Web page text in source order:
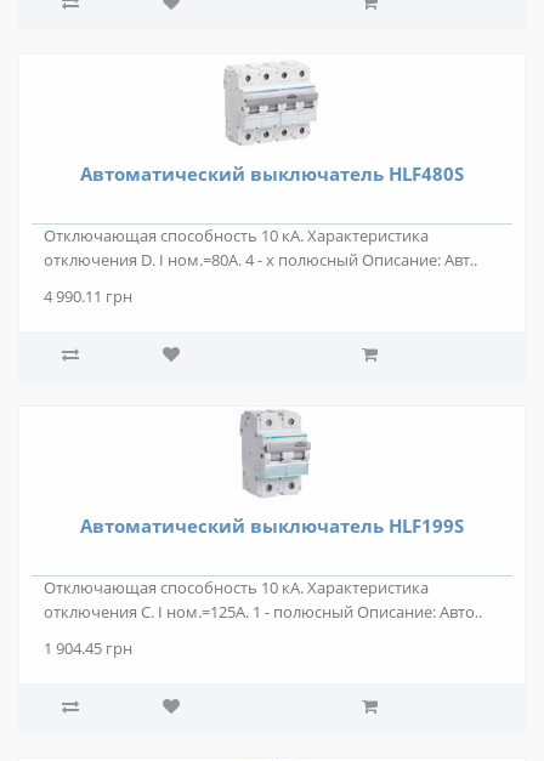
Автоматический выключатель HLF480S
Отключающая способность 10 кА. Характеристика
отключения D. I ном.=80А. 4 - х полюсный Описание: Авт..
4 990.11 грн
Автоматический выключатель HLF199S
Отключающая способность 10 кА. Характеристика
отключения C. I ном.=125А. 1 - полюсный Описание: Авто..
1 904.45 грн